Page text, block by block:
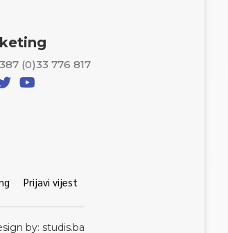
(0)33 776 817
Prijavi vijest
by: studis.ba